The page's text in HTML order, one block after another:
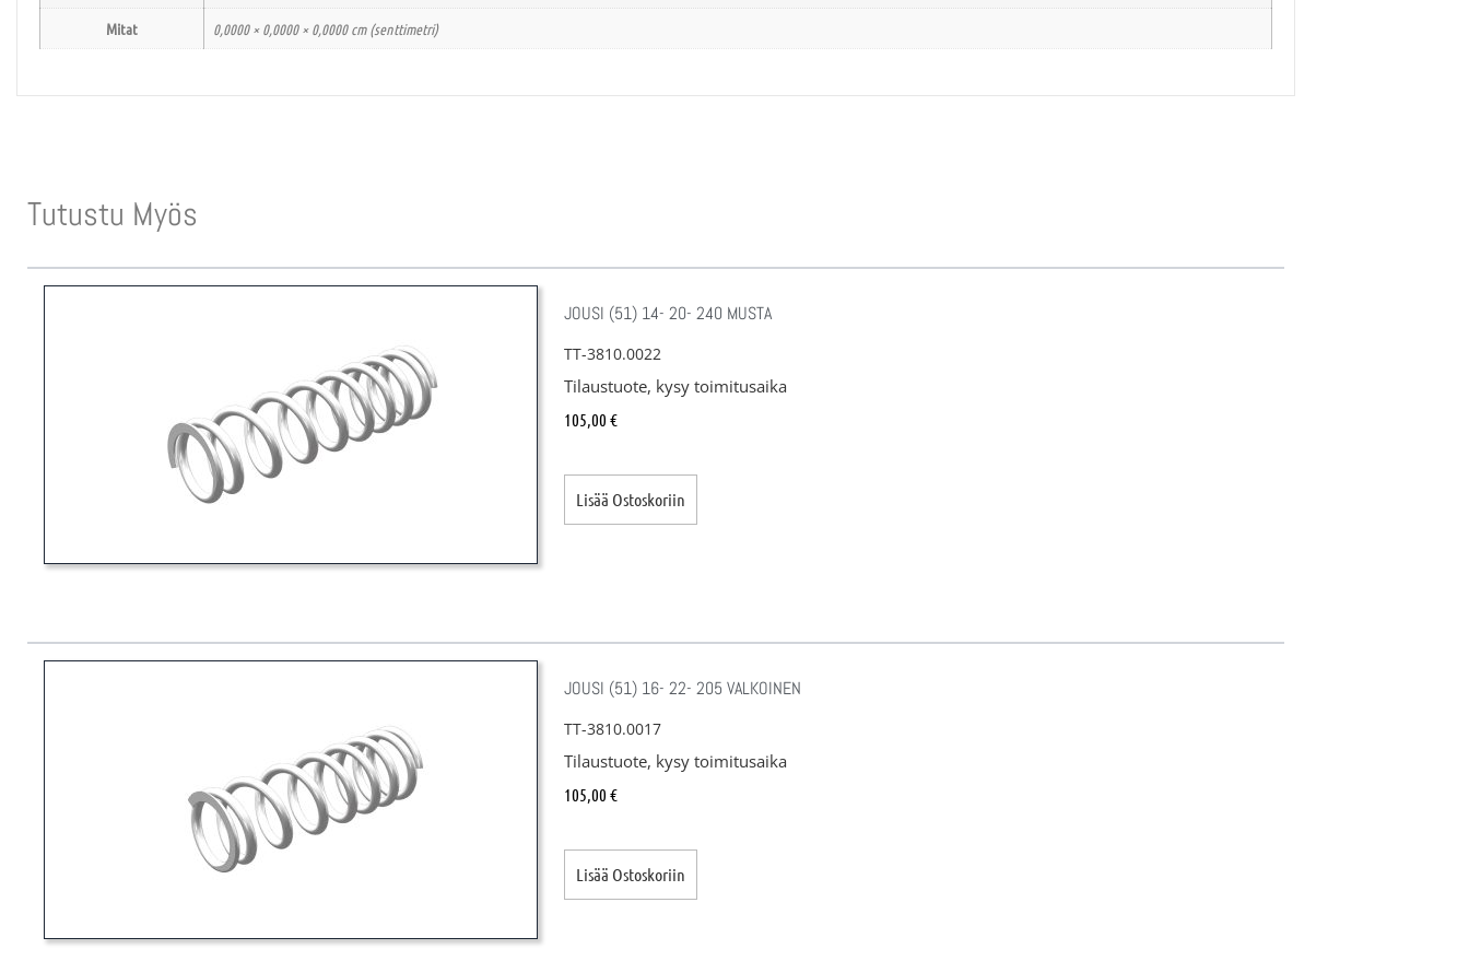
Mitat 0,0000 × 0,0000 × 0,0000 cm (senttimetri)
Tutustu Myös
JOUSI (51) 14- 20- 240 MUSTA
TT-3810.0022
Tilaustuote, kysy toimitusaika
105,00 €
Lisää Ostoskoriin
JOUSI (51) 16- 22- 205 VALKOINEN
TT-3810.0017
Tilaustuote, kysy toimitusaika
105,00 €
Lisää Ostoskoriin